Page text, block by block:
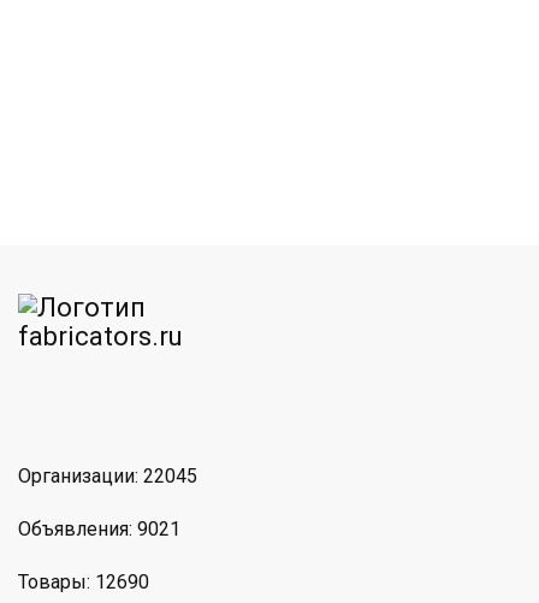
Организации: 22045
Объявления: 9021
Товары: 12690